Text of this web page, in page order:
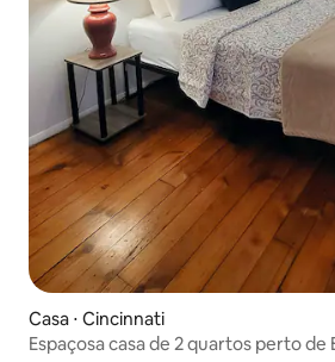
Casa ⋅ Cincinnati
Espaçosa casa de 2 quartos perto de